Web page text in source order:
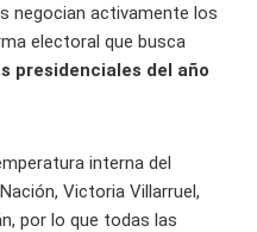
negocian activamente los
electoral que busca
presidenciales del año
interna del
Victoria Villarruel,
por lo que todas las